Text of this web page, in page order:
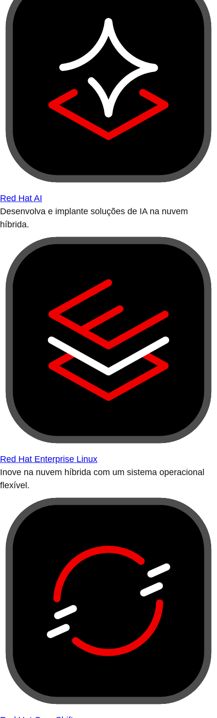
Red Hat AI
Desenvolva e implante soluções de IA na nuvem
híbrida.
Red Hat Enterprise Linux
Inove na nuvem híbrida com um sistema operacional
flexível.